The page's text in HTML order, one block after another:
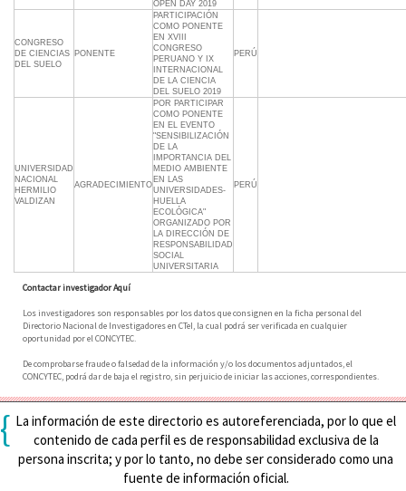
OPEN DAY 2019
CONGRESO
DE CIENCIAS
DEL SUELO
PONENTE
PARTICIPACIÓN
COMO PONENTE
EN XVIII
CONGRESO
PERUANO Y IX
INTERNACIONAL
DE LA CIENCIA
DEL SUELO 2019
PERÚ
UNIVERSIDAD
NACIONAL
HERMILIO
VALDIZAN
AGRADECIMIENTO
POR PARTICIPAR
COMO PONENTE
EN EL EVENTO
"SENSIBILIZACIÓN
DE LA
IMPORTANCIA DEL
MEDIO AMBIENTE
EN LAS
UNIVERSIDADES-
HUELLA
ECOLÓGICA"
ORGANIZADO POR
LA DIRECCIÓN DE
RESPONSABILIDAD
SOCIAL
UNIVERSITARIA
PERÚ
Contactar investigador Aquí
Los investigadores son responsables por los datos que consignen en la ficha personal del
Directorio Nacional de Investigadores en CTeI, la cual podrá ser verificada en cualquier
oportunidad por el CONCYTEC.
De comprobarse fraude o falsedad de la información y/o los documentos adjuntados, el
CONCYTEC, podrá dar de baja el registro, sin perjuicio de iniciar las acciones, correspondientes.
{ La información de este directorio es autoreferenciada, por lo que el
contenido de cada perfil es de responsabilidad exclusiva de la
persona inscrita; y por lo tanto, no debe ser considerado como una
fuente de información oficial.